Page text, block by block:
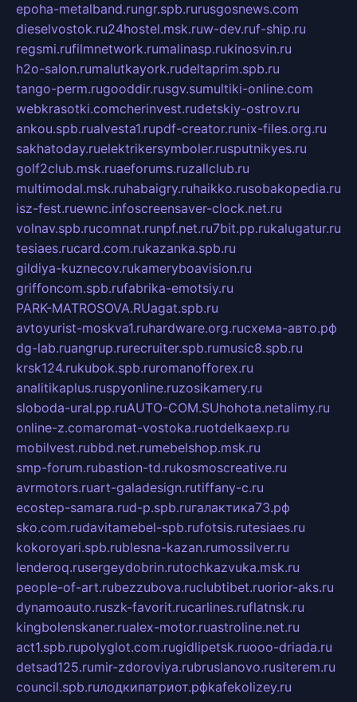
epoha-metalband.rungr.spb.rurusgosnews.com
dieselvostok.ru24hostel.msk.ruw-dev.ruf-ship.ru
regsmi.rufilmnetwork.rumalinasp.rukinosvin.ru
h2o-salon.rumalutkayork.rudeltaprim.spb.ru
tango-perm.rugooddir.rusgv.sumultiki-online.com
webkrasotki.comcherinvest.rudetskiy-ostrov.ru
ankou.spb.rualvesta1.rupdf-creator.runix-files.org.ru
sakhatoday.ruelektrikersymboler.rusputnikyes.ru
golf2club.msk.ruaeforums.ruzallclub.ru
multimodal.msk.ruhabaigry.ruhaikko.rusobakopedia.ru
isz-fest.ruewnc.infoscreensaver-clock.net.ru
volnav.spb.rucomnat.runpf.net.ru7bit.pp.rukalugatur.ru
tesiaes.rucard.com.rukazanka.spb.ru
gildiya-kuznecov.rukameryboavision.ru
griffoncom.spb.rufabrika-emotsiy.ru
PARK-MATROSOVA.RUagat.spb.ru
avtoyurist-moskva1.ruhardware.org.ruсхема-авто.рф
dg-lab.ruangrup.rurecruiter.spb.rumusic8.spb.ru
krsk124.rukubok.spb.ruromanofforex.ru
analitikaplus.ruspyonline.ruzosikamery.ru
sloboda-ural.pp.ruAUTO-COM.SUhohota.netalimy.ru
online-z.comaromat-vostoka.ruotdelkaexp.ru
mobilvest.rubbd.net.rumebelshop.msk.ru
smp-forum.rubastion-td.rukosmoscreative.ru
avrmotors.ruart-galadesign.rutiffany-c.ru
ecostep-samara.rud-p.spb.ruгалактика73.рф
sko.com.rudavitamebel-spb.rufotsis.rutesiaes.ru
kokoroyari.spb.rublesna-kazan.rumossilver.ru
lenderoq.rusergeydobrin.rutochkazvuka.msk.ru
people-of-art.rubezzubova.ruclubtibet.ruorior-aks.ru
dynamoauto.ruszk-favorit.rucarlines.ruflatnsk.ru
kingbolenskaner.rualex-motor.ruastroline.net.ru
act1.spb.rupolyglot.com.rugidlipetsk.ruooo-driada.ru
detsad125.rumir-zdoroviya.rubruslanovo.rusiterem.ru
council.spb.ruлодкипатриот.рфkafekolizey.ru